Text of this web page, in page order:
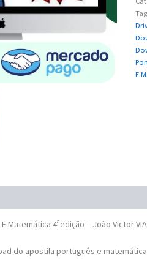
E
Matemática 4ªedição – João Victor VIA
do apostila português e